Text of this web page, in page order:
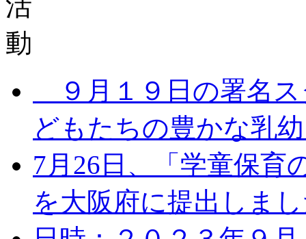
９月１９日の署名ス
どもたちの豊かな乳
7月26日、「学童保育
を大阪府に提出しま